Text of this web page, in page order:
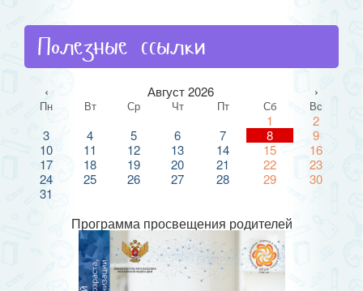
Полезные ссылки
‹ Август 2026 ›
Пн Вт Ср Чт Пт Сб Вс
1
2
3
4 5 6 7 8
9
10
11 12 13 14 15
16
17
18 19 20 21 22
23
24
25 26 27 28 29
30
31
Программа просвещения родителей